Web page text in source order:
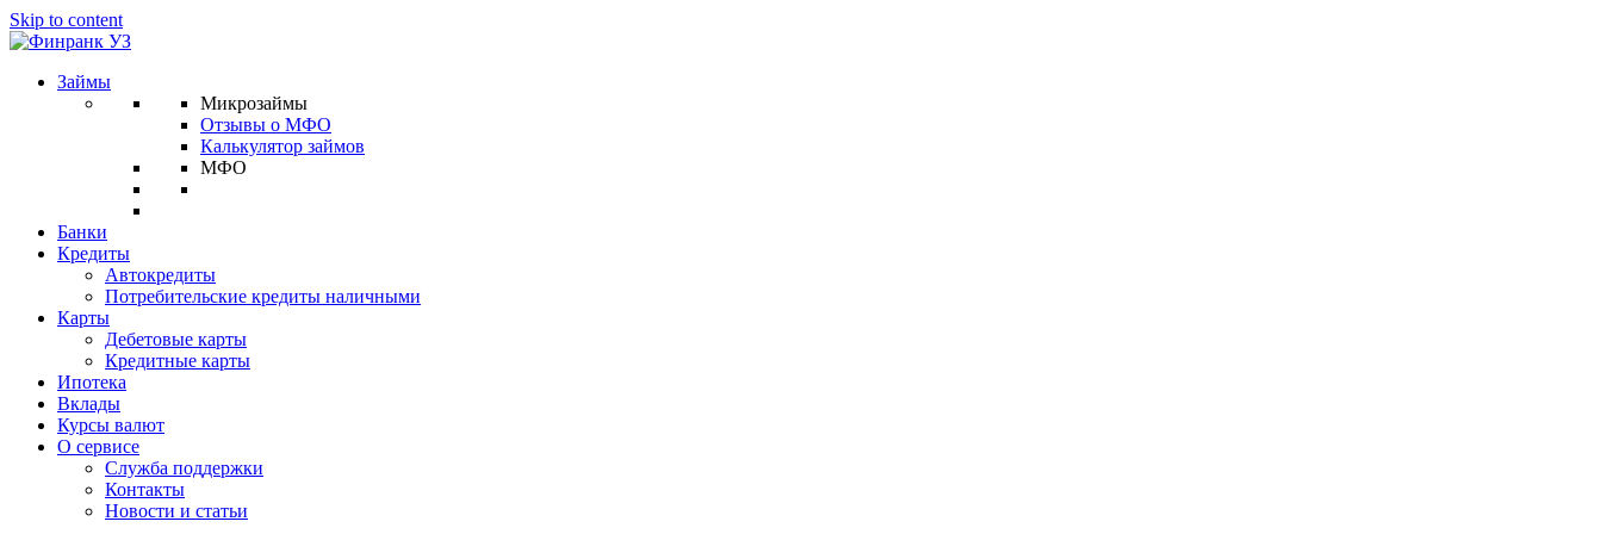
Skip to content
Займы
Микрозаймы
Отзывы о МФО
Калькулятор займов
МФО
Банки
Кредиты
Автокредиты
Потребительские кредиты наличными
Карты
Дебетовые карты
Кредитные карты
Ипотека
Вклады
Курсы валют
О сервисе
Служба поддержки
Контакты
Новости и статьи